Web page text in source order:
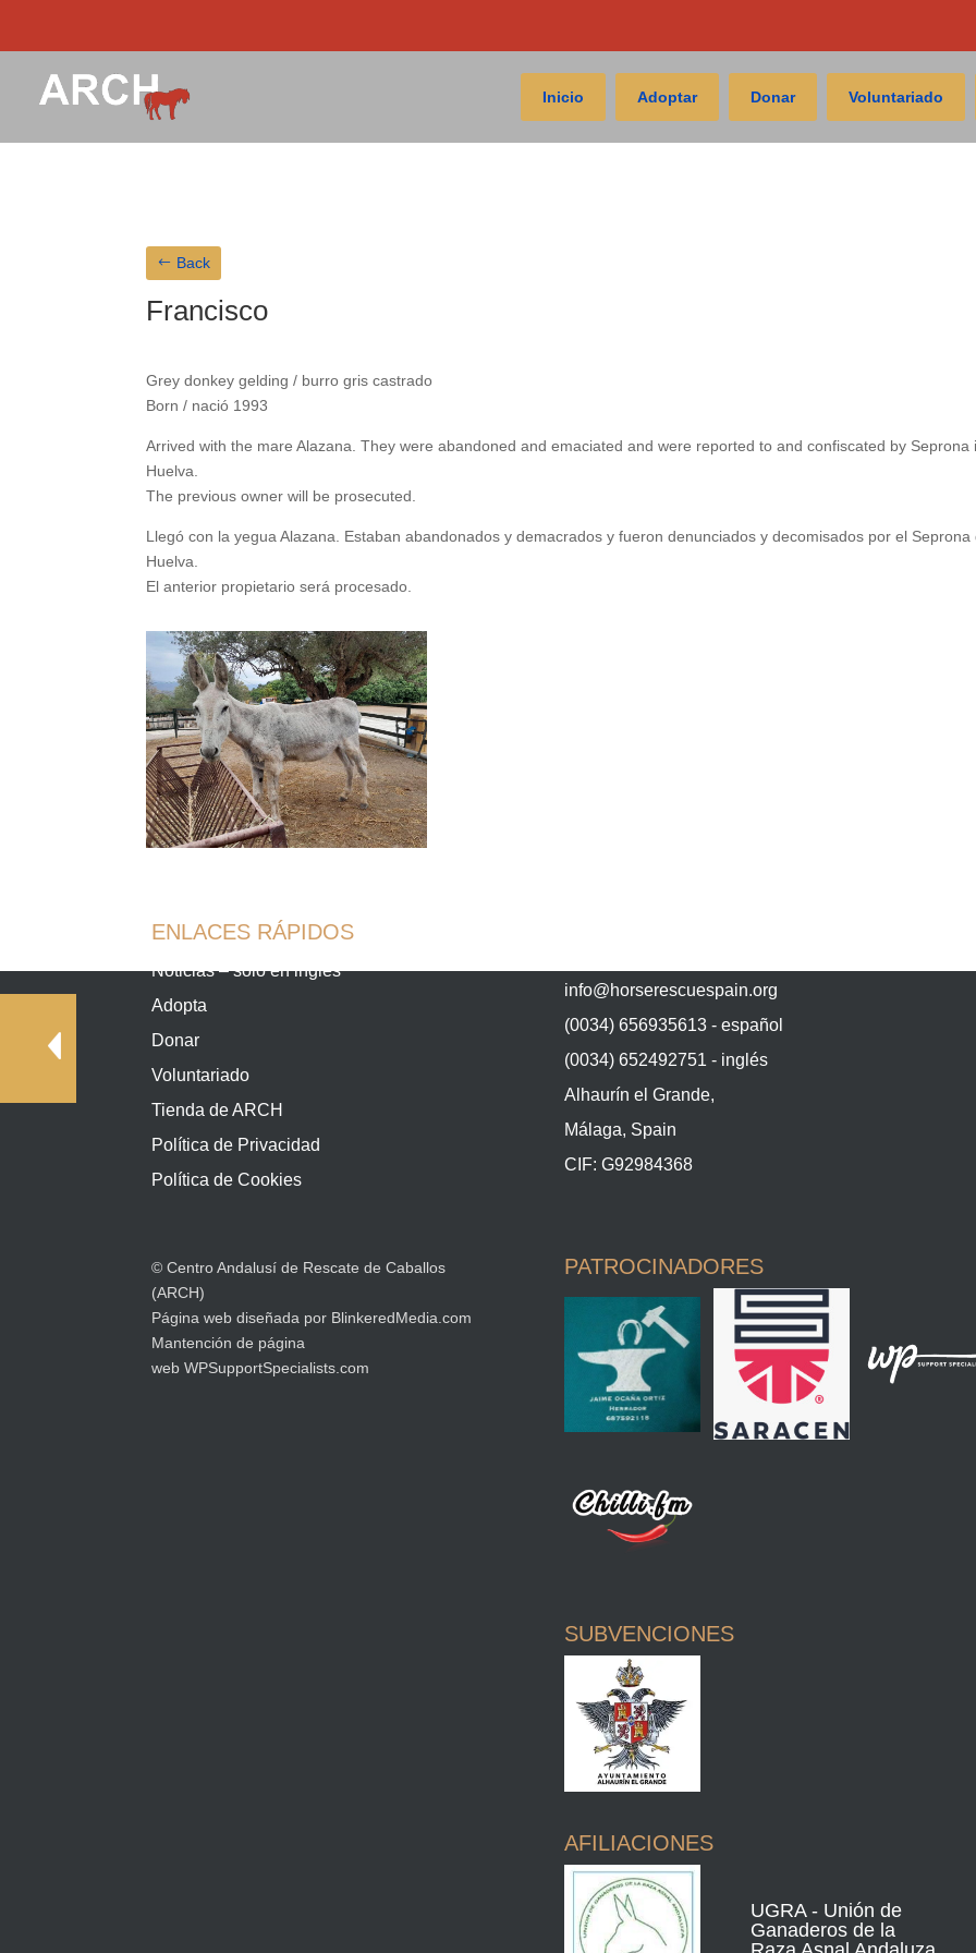
Inicio Adoptar Donar Voluntariado
Back
Francisco
Grey donkey gelding / burro gris castrado
Born / nació 1993
Arrived with the mare Alazana. They were abandoned and emaciated and were reported to and confiscated by Seprona
Huelva.
The previous owner will be prosecuted.
Llegó con la yegua Alazana. Estaban abandonados y demacrados y fueron denunciados y decomisados por el Seprona
Huelva.
El anterior propietario será procesado.
ENLACES RÁPIDOS
Noticias – solo en inglés
Adopta
Donar
Voluntariado
Tienda de ARCH
Política de Privacidad
Política de Cookies
info@horserescuespain.org
(0034) 656935613 - español
(0034) 652492751 - inglés
Alhaurín el Grande,
Málaga, Spain
CIF: G92984368
© Centro Andalusí de Rescate de Caballos
(ARCH)
Página web diseñada por BlinkeredMedia.com
Mantención de página
webWPSupportSpecialists.com
PATROCINADORES
SUBVENCIONES
AFILIACIONES
UGRA - Unión de
Ganaderos de la